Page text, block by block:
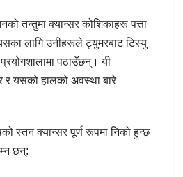
तन्तुमा क्यान्सर कोशिकाहरू पत्ता
लागि उनीहरूले ट्युमरबाट टिस्यु
पठाउँछन्। यी
र यसको हालको अवस्था बारे
स्तन क्यान्सर पूर्ण रूपमा निको हुन्छ
छन्: